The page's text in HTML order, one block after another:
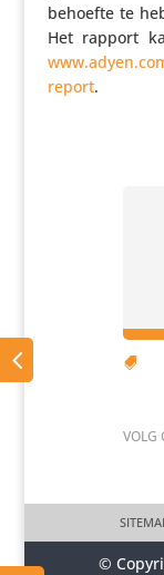
behoefte te
Het rapport
r​e​port.

©